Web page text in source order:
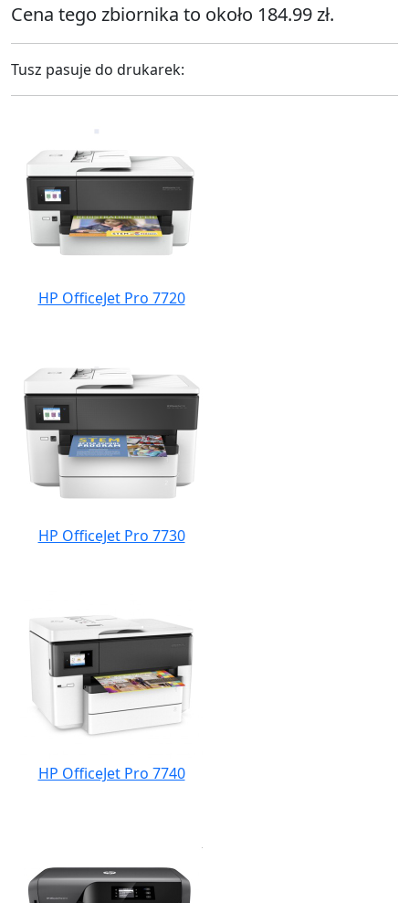
Cena tego zbiornika to około 184.99 zł.
Tusz pasuje do drukarek:
HP OfficeJet Pro 7720
HP OfficeJet Pro 7730
HP OfficeJet Pro 7740